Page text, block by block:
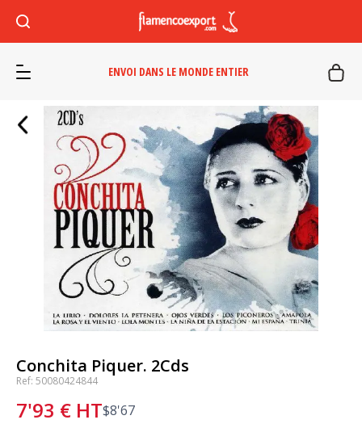
ENVOI DANS LE MONDE ENTIER
Conchita Piquer. 2Cds
Ref: 50080424844
7'93 € HT$8'67